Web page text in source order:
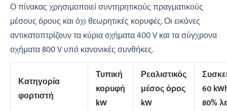
Ο πίνακας χρησιμοποιεί συντηρητικούς πραγματικούς
μέσους όρους και όχι θεωρητικές κορυφές. Οι εικόνες
αντικατοπτρίζουν τα κύρια οχήματα 400 V και τα σύγχρονα
οχήματα 800 V υπό κανονικές συνθήκες.
Κατηγορία
φορτιστή
Τυπική
κορυφή
kW
Ρεαλιστικός
μέσος όρος
kW
60
80%